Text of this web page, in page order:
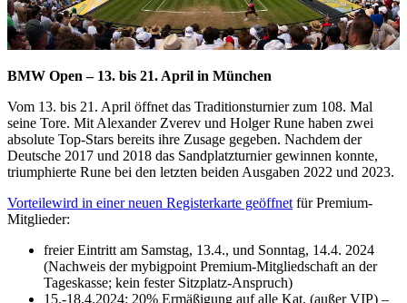
BMW Open – 13. bis 21. April in München
Vom 13. bis 21. April öffnet das Traditionsturnier zum 108. Mal
seine Tore. Mit Alexander Zverev und Holger Rune haben zwei
absolute Top-Stars bereits ihre Zusage gegeben. Nachdem der
Deutsche 2017 und 2018 das Sandplatzturnier gewinnen konnte,
triumphierte Rune bei den letzten beiden Ausgaben 2022 und 2023.
Vorteilewird in einer neuen Registerkarte geöffnet für Premium-
Mitglieder:
freier Eintritt am Samstag, 13.4., und Sonntag, 14.4. 2024
(Nachweis der mybigpoint Premium-Mitgliedschaft an der
Tageskasse; kein fester Sitzplatz-Anspruch)
15.-18.4.2024: 20% Ermäßigung auf alle Kat. (außer VIP) –